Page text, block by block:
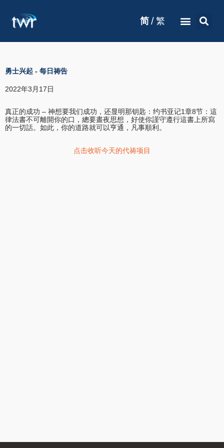
简 / 繁
勇士兴起 - 每日祷告
2022年3月17日
真正的成功 – 神想要我们成功，还显明那钥匙：约书亚记1章8节：這
律法書不可離開你的口，總要晝夜思想，好使你謹守遵行這書上所寫
的一切話。如此，你的道路就可以亨通，凡事順利。
点击收听今天的代祷项目